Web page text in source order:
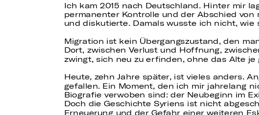
Ich kam 2015 nach Deutschland. Hinter mir
permanenter Kontrolle und der Abschied von
und diskutierte. Damals wusste ich nicht,
Migration ist kein Übergangszustand, den
Dort, zwischen Verlust und Hoffnung,
zwingt, sich neu zu erfinden, ohne das Alte je
Heute, zehn Jahre später, ist vieles anders.
gefallen. Ein Moment, den ich mir jahrelang
Biografie verwoben sind: der Neubeginn im
Doch die Geschichte Syriens ist nicht
Erneuerung und der Gefahr einer weiteren